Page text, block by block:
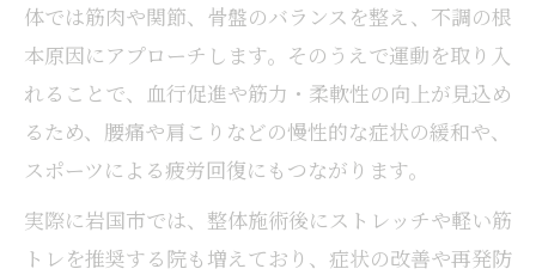
整体と運動で慢性的な不調を根本改善
整体施術で身体の歪みを整えるメリット
運動と整体で再発しにくい体を目指す方法
整体活用時のセルフケア運動ポイント
整体運動で日常疲労を素早く回復できる秘
体では筋肉や関節、骨盤のバランスを整え、不調の根
本原因にアプローチします。そのうえで運動を取り入
れることで、血行促進や筋力・柔軟性の向上が見込め
るため、腰痛や肩こりなどの慢性的な症状の緩和や、
スポーツによる疲労回復にもつながります。
実際に岩国市では、整体施術後にストレッチや軽い筋
トレを推奨する院も増えており、症状の改善や再発防